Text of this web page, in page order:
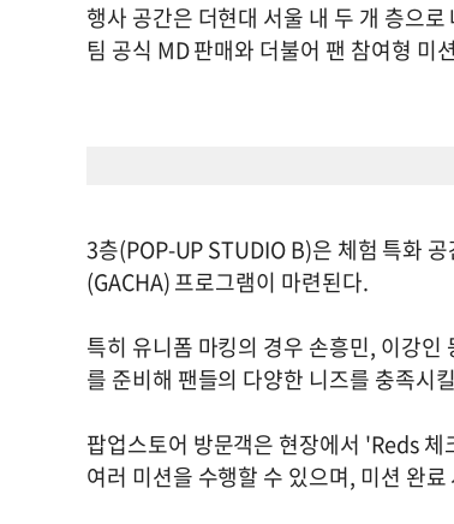
행사 공간은 더현대 서울 내 두 개 층으
팀 공식 MD 판매와 더불어 팬 참여형 미
3층(POP-UP STUDIO B)은 체험 특화
(GACHA) 프로그램이 마련된다.
특히 유니폼 마킹의 경우 손흥민, 이강
를 준비해 팬들의 다양한 니즈를 충족시
팝업스토어 방문객은 현장에서 'Reds
여러 미션을 수행할 수 있으며, 미션 완